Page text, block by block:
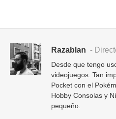
Razablan -
Desde que tengo
videojuegos. Tan
Pocket con el
Hobby Consolas y
pequeño.